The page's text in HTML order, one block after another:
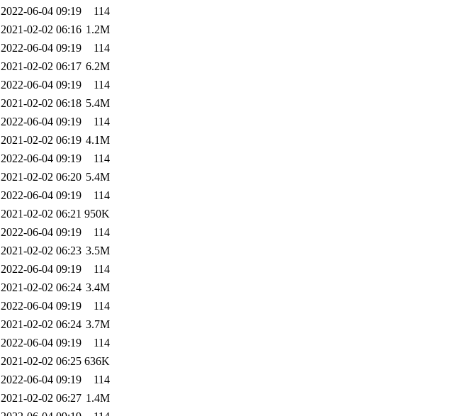
2022-06-04 09:19
114
2021-02-02 06:16 1.2M
2022-06-04 09:19
114
2021-02-02 06:17 6.2M
2022-06-04 09:19
114
2021-02-02 06:18 5.4M
2022-06-04 09:19
114
2021-02-02 06:19 4.1M
2022-06-04 09:19
114
2021-02-02 06:20 5.4M
2022-06-04 09:19
114
2021-02-02 06:21 950K
2022-06-04 09:19
114
2021-02-02 06:23 3.5M
2022-06-04 09:19
114
2021-02-02 06:24 3.4M
2022-06-04 09:19
114
2021-02-02 06:24 3.7M
2022-06-04 09:19
114
2021-02-02 06:25 636K
2022-06-04 09:19
114
2021-02-02 06:27 1.4M